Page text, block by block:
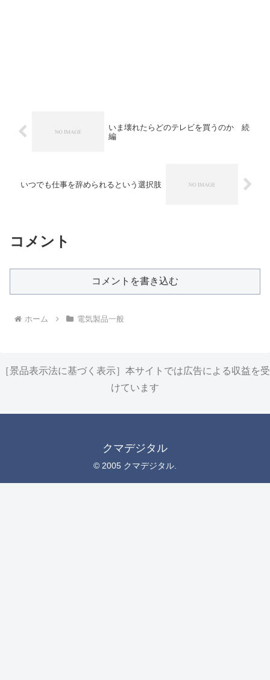
いま壊れたらどのテレビを買うのか 続
編
いつでも仕事を辞められるという選択肢
コメント
コメントを書き込む
ホーム 電気製品一般
［景品表示法に基づく表示］本サイトでは広告による収益を受
けています
クマデジタル
© 2005 クマデジタル.